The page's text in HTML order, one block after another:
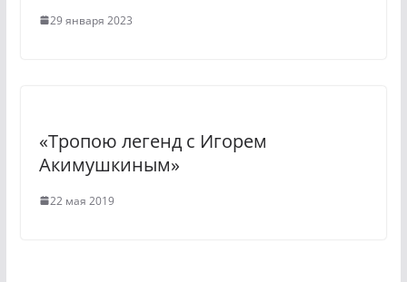
29 января 2023
«Тропою легенд с Игорем
Акимушкиным»
22 мая 2019